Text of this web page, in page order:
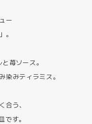
ー
。
苺ソース。
染みティラミス。
合う、
す。